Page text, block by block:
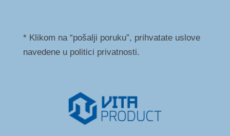
* Klikom na “pošalji poruku”, prihvatate uslove
navedene u politici privatnosti.